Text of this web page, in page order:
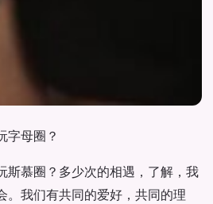
字母圈？
斯慕圈？多少次的相遇，了解，我
。我们有共同的爱好，共同的理